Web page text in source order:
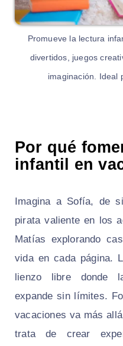
Promueve la lectura
divertidos, juegos
imaginación. Ideal
Por qué
infantil en
Imagina a Sofía, de
pirata valiente en los
Matías explorando
vida en cada página.
lienzo libre donde
expande sin límites.
vacaciones va más
trata de crear